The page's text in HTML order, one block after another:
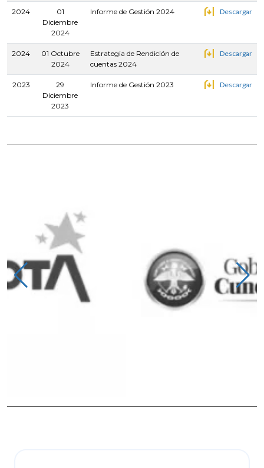
2024
01
Diciembre
2024
Informe de Gestión 2024 Descargar
2024
01 Octubre
2024
Estrategia de Rendición de
cuentas 2024
Descargar
2023
29
Diciembre
2023
Informe de Gestión 2023 Descargar